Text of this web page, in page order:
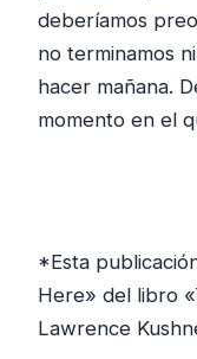
deberíamos
no terminamos
hacer mañana.
momento en el
*Esta
Here» del libro
Lawrence